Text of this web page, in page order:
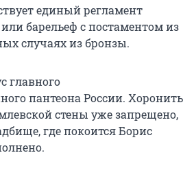
единый регламент
барельеф с постаментом из
случаях из бронзы.
главного
пантеона России. Хоронить
стены уже запрещено,
где покоится Борис